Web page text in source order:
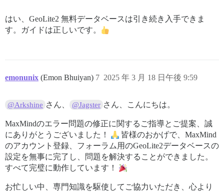
はい、GeoLite2 無料データベースは引き続き入手できま
す。ガイドは正しいです。
emonunix (Emon Bhuiyan) 2025 年 3 月 18 日午後 9:59
7
@Arkshine さん、 @Jagster さん、こんにちは。
MaxMindのエラー問題の修正に関するご指導とご提案、誠
にありがとうございました！
皆様のおかげで、MaxMind
のアカウント登録、フォーラム用のGeoLite2データベースの
設定を無事に完了し、問題を解決することができました。
すべて完璧に動作しています！
お忙しい中、専門知識を駆使してご協力いただき、心より